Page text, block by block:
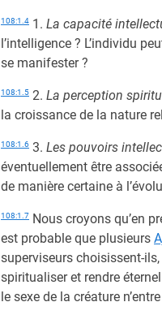
108:1.4 1. La capacité
l’intelligence ? L’individu
se manifester ?
108:1.5 2. La perception
la croissance de la nature
108:1.6 3. Les pouvoirs
éventuellement être
de manière certaine à
108:1.7 Nous croyons qu’en
est probable que plusieurs
superviseurs choisissent-
spiritualiser et rendre
le sexe de la créature